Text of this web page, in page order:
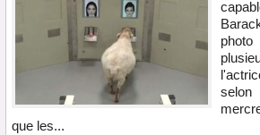
selon
que les...